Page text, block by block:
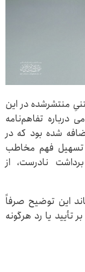
منتشرشده در این
انقلاب اسلامی درباره تفاهم‌نامه
شده بود که در
تسهیل فهم مخاطب
نادرست، از
این توضیح صرفاً
تأیید یا رد هرگونه